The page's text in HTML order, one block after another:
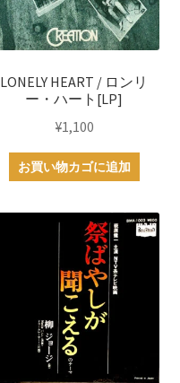
LONELY HEART / ロンリ
ー・ハート[LP]
¥1,100
お買い物カゴに追加